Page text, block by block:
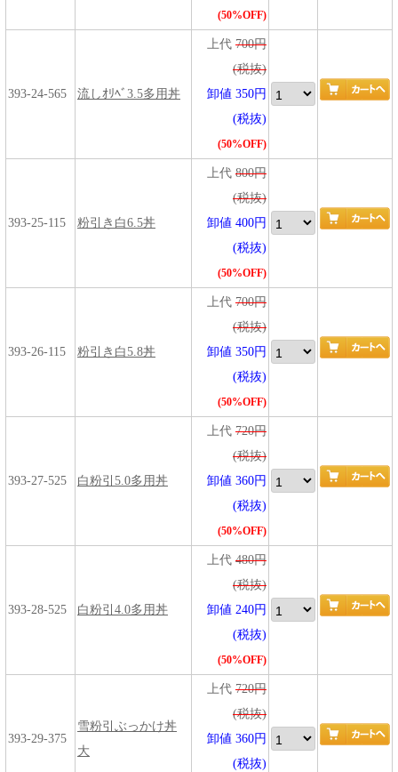
(50%OFF)
393-24-565 流しｵﾘﾍﾞ3.5多用丼
上代 700円
(税抜)
卸値 350円
(税抜)
(50%OFF)
393-25-115 粉引き白6.5丼
上代 800円
(税抜)
卸値 400円
(税抜)
(50%OFF)
393-26-115 粉引き白5.8丼
上代 700円
(税抜)
卸値 350円
(税抜)
(50%OFF)
393-27-525 白粉引5.0多用丼
上代 720円
(税抜)
卸値 360円
(税抜)
(50%OFF)
393-28-525 白粉引4.0多用丼
上代 480円
(税抜)
卸値 240円
(税抜)
(50%OFF)
393-29-375
雪粉引ぶっかけ丼
大
上代 720円
(税抜)
卸値 360円
(税抜)